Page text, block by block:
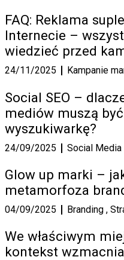
FAQ: Reklama
Internecie –
wiedzieć przed
24/11/2025 Kampanie
Social SEO –
mediów muszą
wyszukiwarkę?
24/09/2025 Social Media
Glow up marki –
metamorfoza
04/09/2025 Branding ,
We właściwym
kontekst